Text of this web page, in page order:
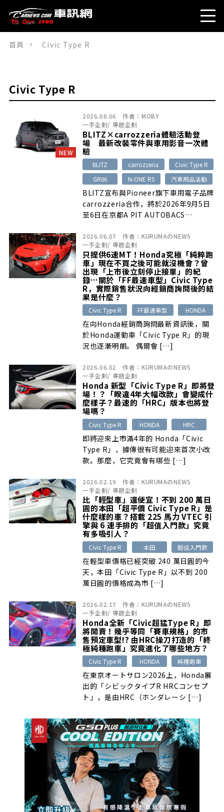
首頁 Civic Type R
Civic Type R
NEW
2026.08.06 作者： MOBY
一手企劃/ 專題企劃
BLITZ×carrozzeria體驗活動登
場 最新改裝零件與車用影音一次體
驗
BLITZ carrozzeria
Civic Type R
GR86
N-ONE RS 汽車用品活動
BLITZ宣布與Pioneer旗下車用電子品牌
carrozzeria合作，將於2026年9月5日
至6日在京都A PIT AUTOBACS
可透過N-ONE RS、GR86與Civic Type
R展示車，實際體驗懸吊、雷射與雷達偵
測器、顯示型音響主機及數位音訊處理
器，並提供事前預約贈品與成交優惠。
2026.06.07 作者： KURUMAのNEWS
一手企劃/ 專題企劃
只提供6速MT！Honda究極「純粹跑
車」現在不買之後可能就沒機會？曾
出現「上市後立刻停止接單」的紀
錄…關於「FF最速車型」Civic Type
R，實際銷售狀況向經銷商詢問後的結
果是什麼？
Civic Type R FF最速車型 HONDA
在向Honda經銷商詢問最新資訊後，關
於Honda運動車「Civic Type R」的現
況也逐漸明朗。 偶爾會 […]
2026.06.02 作者： KURUMAのNEWS
一手企劃/ 專題企劃
Honda 新型「Civic Type R」即將登
場！？「睽違4年大幅改款」會變成什
麼樣子？最速的「HRC」版本也將登
場嗎？
Civic Type R HONDA HRC
即將迎來上市滿4年的 Honda「Civic
Type R」，據傳很有可能迎來首次小改
款。那麼，它究竟會有哪些 […]
2026.02.19 作者： KURUMAのNEWS
一手企劃/ 專題企劃
比「輕型車」還便宜！不到 200 萬日
圓的本田「超平價 Civic Type R」是
什麼樣的車？搭載 225 馬力 VTEC 引
擎與 6 速手排的「超值入門款」究竟
有多吸引人？
Civic Type R 本田 超值入門款
在輕型車價格已經突破 240 萬日圓的今
天，本田「Civic Type R」以不到 200
萬日圓的價格成為市 […]
2026.02.17 作者： KURUMAのNEWS
一手企劃/ 專題企劃
Honda全新「Civic超猛Type R」即
將開賣！幾乎等同「賽車規格」的市
售預定車型!? 由HRC操刀打造的「終
極純種跑車」究竟進化了哪些地方？
Civic Type R HONDA 純種跑車
在東京オートサロン2026上，Honda展
出的「シビックタイプR HRCコンセプ
ト」，是由HRC（ホンダレーシ […]